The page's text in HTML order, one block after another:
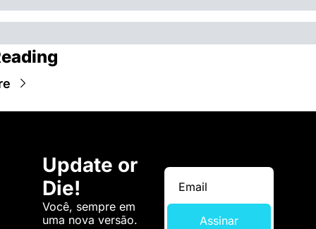
Update or
Die!
Você, sempre em
uma nova versão.
Assinar